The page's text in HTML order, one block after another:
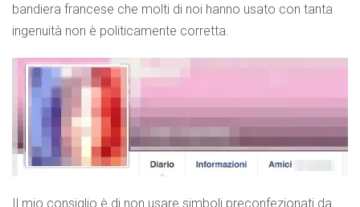
bandiera francese che molti di noi hanno usato con tanta
ingenuità non è politicamente corretta.
Il mio consiglio è di non usare simboli preconfezionati da